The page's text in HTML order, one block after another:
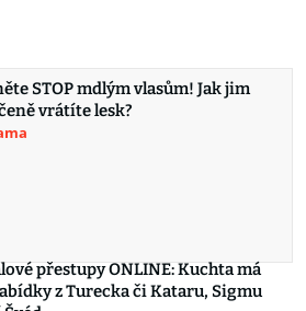
STOP mdlým vlasům! Jak jim
vrátíte lesk?
přestupy ONLINE: Kuchta má
z Turecka či Kataru, Sigmu